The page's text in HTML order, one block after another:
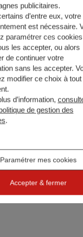
Contacter un agent
devis, une
bilan...)
client, gérer
publicitaires.
d’entre eux, votre
est nécessaire.
paramétrer ces
les accepter, ou alors
de continuer votre
sans les accepter.
modifier ce choix à tout
d’information,
de gestion des
.
Paramétrer mes cookies
Accepter & fermer